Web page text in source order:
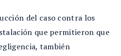
del caso contra los
que permitieron que
también